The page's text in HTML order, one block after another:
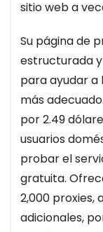
sitio web a
Su página de
estructurada
para ayudar a
más
por 2.49
usuarios
probar el
gratuita.
2,000 proxies,
adicionales,